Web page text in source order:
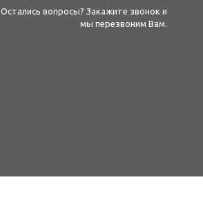
Остались вопросы? Закажите звонок и
мы перезвоним Вам.